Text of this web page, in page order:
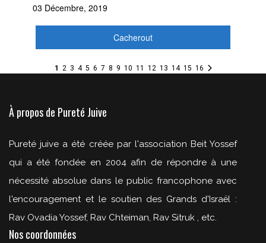
03 Décembre, 2019
Cacherout
1 2 3 4 5 6 7 8 9 10 11 12 13 14 15 16
À propos de Pureté Juive
Pureté juive a été créée par l'association Beit Yossef
qui a été fondée en 2004 afin de répondre à une
nécessité absolue dans le public francophone avec
l'encouragement et le soutien des Grands d'Israël :
Rav Ovadia Yossef, Rav Chteiman, Rav Sitruk , etc.
Nos coordonnées